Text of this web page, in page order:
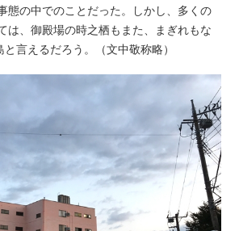
態の中でのことだった。しかし、多くの
は、御殿場の時之栖もまた、まぎれもな
言えるだろう。（文中敬称略）